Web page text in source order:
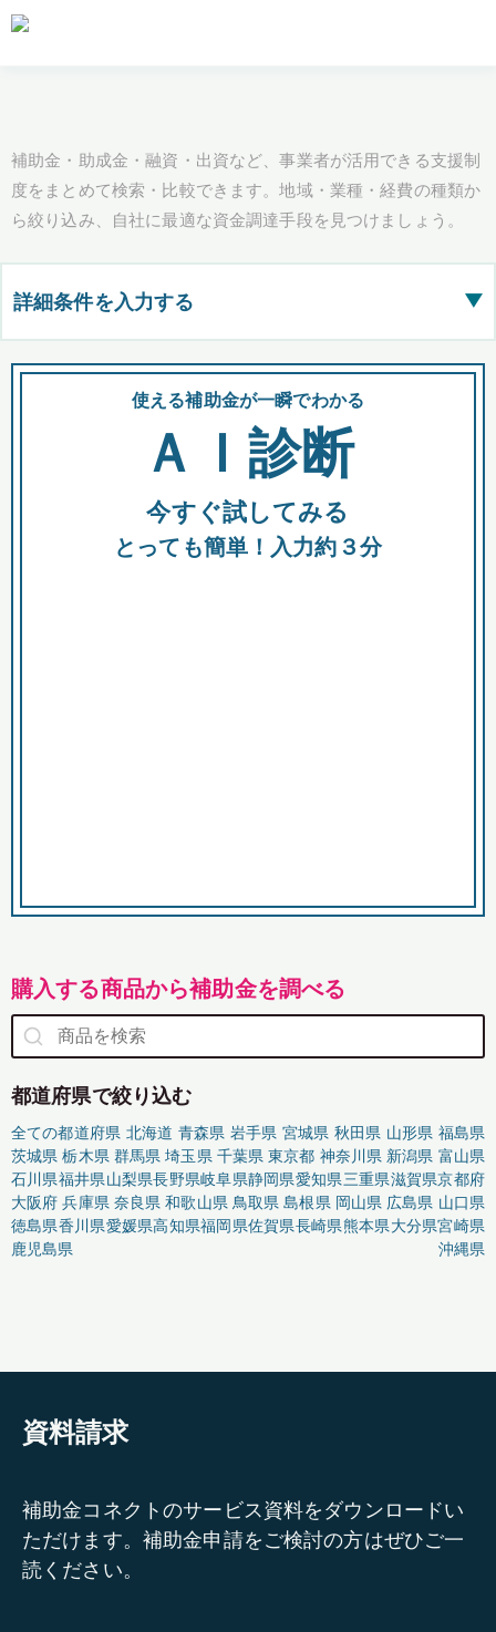
補助金・助成金・融資・出資など、事業者が活用できる支援制
度をまとめて検索・比較できます。地域・業種・経費の種類か
ら絞り込み、自社に最適な資金調達手段を見つけましょう。
詳細条件を入力する ▶
都道府県
全国の検索結果を含めて表示
助成金 融資 出資
使える補助金が一瞬でわかる
ＡＩ診断
今すぐ試してみる
とっても簡単！入力約３分
購入する商品から補助金を調べる
都道府県で絞り込む
全ての都道府県 北海道 青森県 岩手県 宮城県 秋田県 山形県 福島県
茨城県 栃木県 群馬県 埼玉県 千葉県 東京都 神奈川県 新潟県 富山県
石川県福井県山梨県長野県岐阜県静岡県愛知県三重県滋賀県京都府
大阪府 兵庫県 奈良県 和歌山県 鳥取県 島根県 岡山県 広島県 山口県
徳島県香川県愛媛県高知県福岡県佐賀県長崎県熊本県大分県宮崎県
鹿児島県
沖縄県
資料請求
補助金コネクトのサービス資料をダウンロードい
ただけます。補助金申請をご検討の方はぜひご一
読ください。